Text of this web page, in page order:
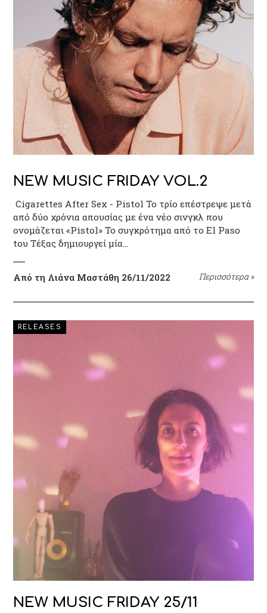
NEW MUSIC FRIDAY VOL.2
Cigarettes After Sex - Pistol Το τρίο επέστρεψε μετά
από δύο χρόνια απουσίας με ένα νέο σινγκλ που
ονομάζεται «Pistol» Το συγκρότημα από το El Paso
tου Τέξας δημιουργεί μία…
Από τη Λιάνα Μαστάθη 26/11/2022 Περισσότερα »
RELEASES
NEW MUSIC FRIDAY 25/11